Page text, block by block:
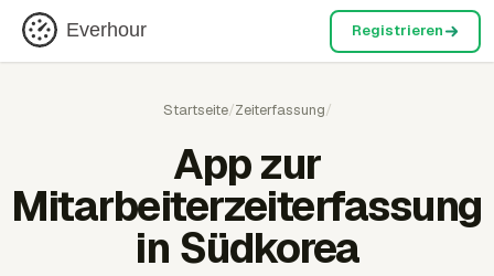
Everhour Registrieren
Startseite/Zeiterfassung/
App zur
Mitarbeiterzeiterfassung
in Südkorea